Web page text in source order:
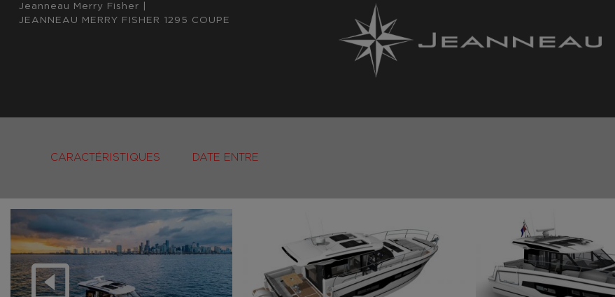
Jeanneau Merry Fisher
JEANNEAU MERRY FISHER 1295 COUPE
CARACTÉRISTIQUES DATE ENTRE